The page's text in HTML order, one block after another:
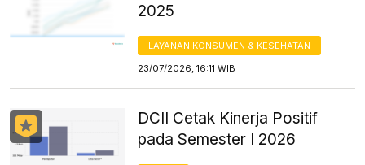
2025
LAYANAN KONSUMEN & KESEHATAN
23/07/2026, 16:11 WIB
DCII Cetak Kinerja Positif
pada Semester I 2026